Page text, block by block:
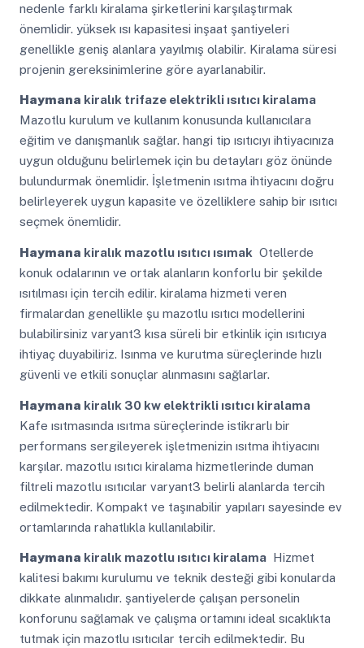
nedenle farklı kiralama şirketlerini karşılaştırmak
önemlidir. yüksek ısı kapasitesi inşaat şantiyeleri
genellikle geniş alanlara yayılmış olabilir. Kiralama süresi
projenin gereksinimlerine göre ayarlanabilir.
Haymana kiralık trifaze elektrikli ısıtıcı kiralama
Mazotlu kurulum ve kullanım konusunda kullanıcılara
eğitim ve danışmanlık sağlar. hangi tip ısıtıcıyı ihtiyacınıza
uygun olduğunu belirlemek için bu detayları göz önünde
bulundurmak önemlidir. İşletmenin ısıtma ihtiyacını doğru
belirleyerek uygun kapasite ve özelliklere sahip bir ısıtıcı
seçmek önemlidir.
Haymana kiralık mazotlu ısıtıcı ısımak Otellerde
konuk odalarının ve ortak alanların konforlu bir şekilde
ısıtılması için tercih edilir. kiralama hizmeti veren
firmalardan genellikle şu mazotlu ısıtıcı modellerini
bulabilirsiniz varyant3 kısa süreli bir etkinlik için ısıtıcıya
ihtiyaç duyabiliriz. Isınma ve kurutma süreçlerinde hızlı
güvenli ve etkili sonuçlar alınmasını sağlarlar.
Haymana kiralık 30 kw elektrikli ısıtıcı kiralama
Kafe ısıtmasında ısıtma süreçlerinde istikrarlı bir
performans sergileyerek işletmenizin ısıtma ihtiyacını
karşılar. mazotlu ısıtıcı kiralama hizmetlerinde duman
filtreli mazotlu ısıtıcılar varyant3 belirli alanlarda tercih
edilmektedir. Kompakt ve taşınabilir yapıları sayesinde ev
ortamlarında rahatlıkla kullanılabilir.
Haymana kiralık mazotlu ısıtıcı kiralamaHizmet
kalitesi bakımı kurulumu ve teknik desteği gibi konularda
dikkate alınmalıdır. şantiyelerde çalışan personelin
konforunu sağlamak ve çalışma ortamını ideal sıcaklıkta
tutmak için mazotlu ısıtıcılar tercih edilmektedir. Bu